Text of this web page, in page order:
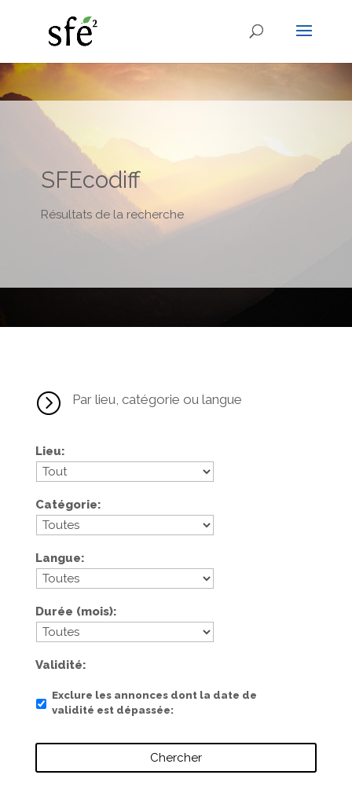
SFEcodiff
Résultats de la recherche
= Par lieu, catégorie ou langue
Lieu
Catégorie
Langue
Durée (mois)
Validité
Exclure les annonces dont la date de
validité est dépassée